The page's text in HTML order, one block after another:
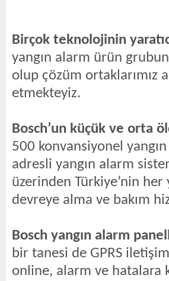
Birçok teknolojinin
yangın alarm ürün
olup çözüm ortaklarımız
etmekteyiz.
Bosch’un küçük ve orta
500 konvansiyonel
adresli yangın alarm
üzerinden Türkiye’nin
devreye alma ve bakım
Bosch yangın alarm
bir tanesi de GPRS
online, alarm ve hatalara